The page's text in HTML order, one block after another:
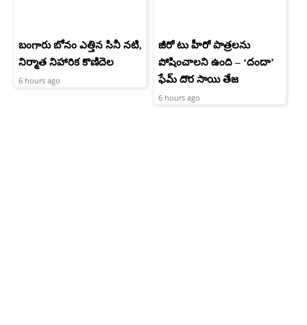
బంగారు బోనం ఎత్తిన సినీ నటి,
నిర్మాత నిహారిక కొణిదెల
6 hours ago
జీరో టు హీరో పాత్రలను
పోషించాలని ఉంది – ‘దందా’
ఫేమ్ దొర సాయి తేజ
6 hours ago